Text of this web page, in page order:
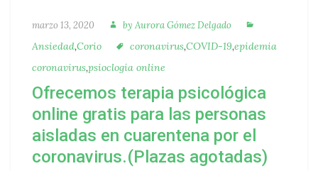
Publicado
marzo 13, 2020 Autora
by Aurora Gómez Delgado
Ansiedad,Corio Etiquetas
coronavirus,COVID-19,epidemia
coronavirus,psioclogía online
Ofrecemos terapia psicológica
online gratis para las personas
aisladas en cuarentena por el
coronavirus.(Plazas agotadas)